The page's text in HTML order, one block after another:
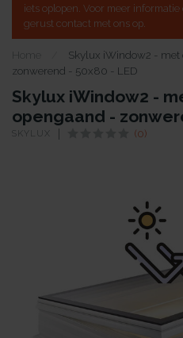
iets oplopen. Voor meer
gerust contact met ons op.
Home
Skylux iWindow2 - met
zonwerend - 50x80 - LED
Skylux iWindow2 -
opengaand -
SKYLUX (0)